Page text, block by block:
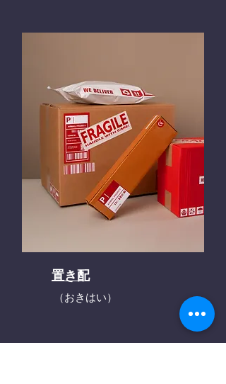
置き配
（おきはい）